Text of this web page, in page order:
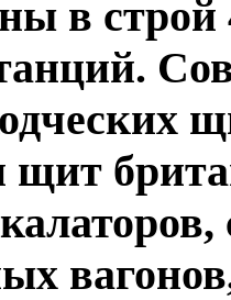
в
щит